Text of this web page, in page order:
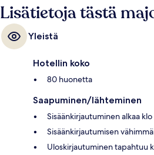
Lisätietoja tästä
Yleistä
Hotellin koko
80 huonetta
Saapuminen/lähteminen
Sisäänkirjautuminen alkaa
Sisäänkirjautumisen
Uloskirjautuminen tapahtuu